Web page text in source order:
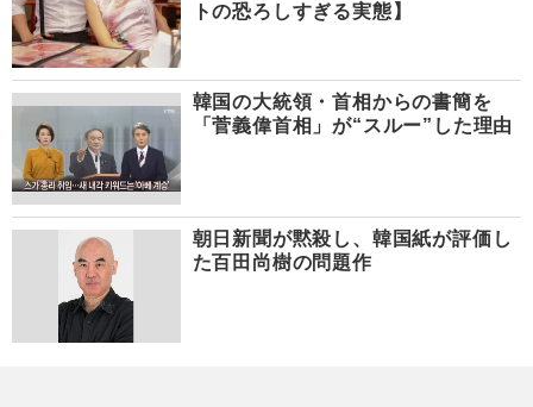
トの恐ろしすぎる実態】
韓国の大統領・首相からの書簡を
「菅義偉首相」が“スルー”した理由
朝日新聞が黙殺し、韓国紙が評価し
た百田尚樹の問題作